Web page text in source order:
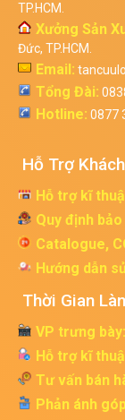
TP.HCM.
Xưởng Sản
Đức, TP.HCM.
Email:
Tổng Đài:
Hotline: 0877
Hỗ Trợ
Hỗ trợ kĩ
Quy định
Catalogue,
Hướng dẫn
Thời Gian
VP trưng bày:
Hỗ trợ kĩ
Tư vấn bán
Phản ánh